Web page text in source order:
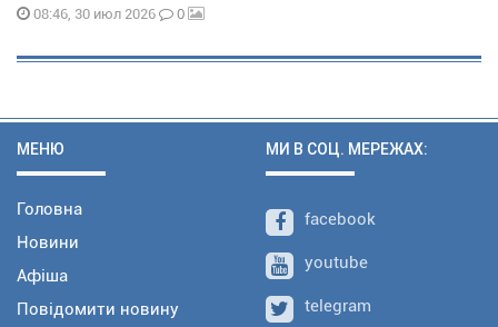
08:46, 30 июл 2026 0
МЕНЮ
Головна
Новини
Афіша
Повідомити новину
МИ В СОЦ. МЕРЕЖАХ:
facebook
youtube
telegram